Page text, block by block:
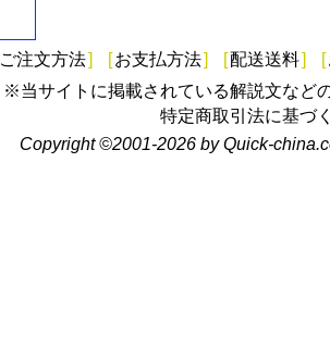
ご注文方法] [お支払方法] [配送送料] [
※当サイトに掲載されている解説文など
特定商取引法に基づ
Copyright ©2001-2026 by Quick-